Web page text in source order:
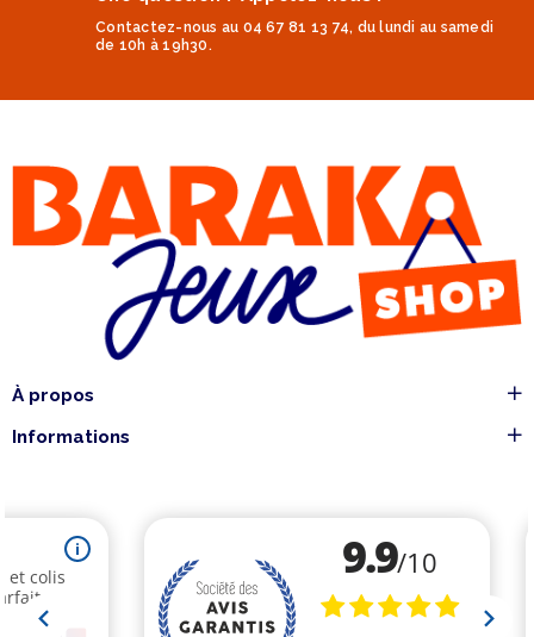
Contactez-nous au 04 67 81 13 74, du lundi au samedi
de 10h à 19h30.
À propos
Informations